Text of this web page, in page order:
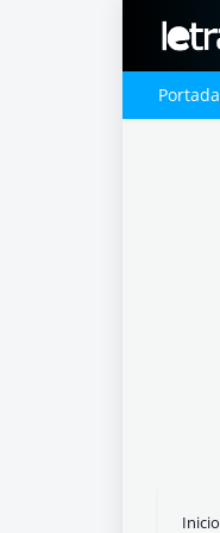
Portada
Inicio